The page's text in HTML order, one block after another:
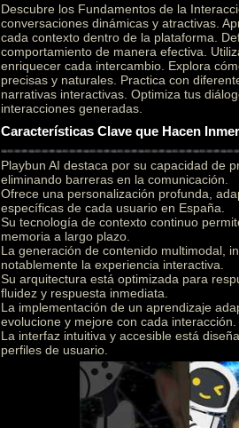
Descubre los Fundamentos de la
conversaciones dinámicas y atractivas.
cada contexto dentro de la plataforma.
comportamiento de manera efectiva.
enriquecer cada intercambio. Explora
precisas y naturales. Practica con
narrativas interactivas. Optimiza tus
interacciones generadas.
Características Clave que Hacen
Playbun AI destaca por su capacidad de
eliminando barreras en la comunicación.
Ofrece una personalización profunda,
específicas de cada usuario en España.
Su tecnología de contexto continuo
memoria a largo plazo.
La generación de contenido multimodal,
notablemente la experiencia interactiva.
Su arquitectura está optimizada para
fluidez y respuesta inmediata.
La implementación de un aprendizaje
evolucione y mejore con cada interacción.
La interfaz intuitiva y accesible está
perfiles de usuario.